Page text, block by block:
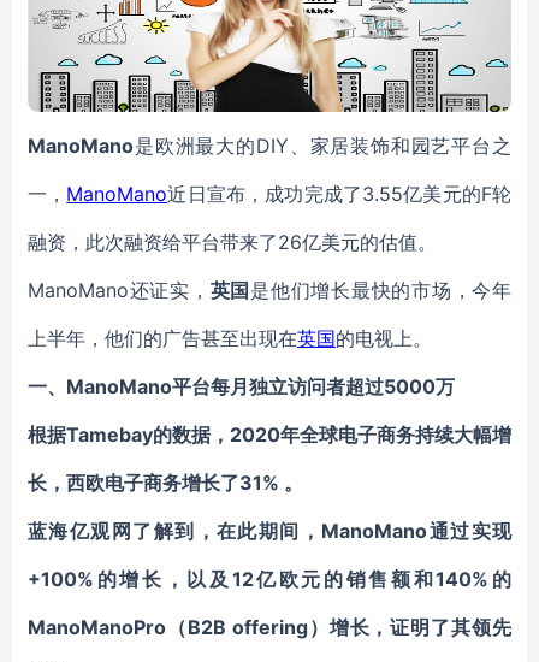
ManoMano是欧洲最大的DIY、家居装饰和园艺平台之
一， ManoMano近日宣布，成功完成了3.55亿美元的F轮
融资，此次融资给平台带来了26亿美元的估值。
ManoMano还证实， 英国 是他们增长最快的市场，今年
上半年，他们的广告甚至出现在英国的电视上。
一、 ManoMano平台每月独立访问者超过5000万
根据Tamebay的数据，2020年全球电子商务持续大幅增
长，西欧电子商务增长了31% 。
蓝海亿观网了解到，在此期间， ManoMano通过实现
+100%的增长，以及12亿欧元的销售额和140%的
ManoManoPro （B2B offering）增长，证明了其领先